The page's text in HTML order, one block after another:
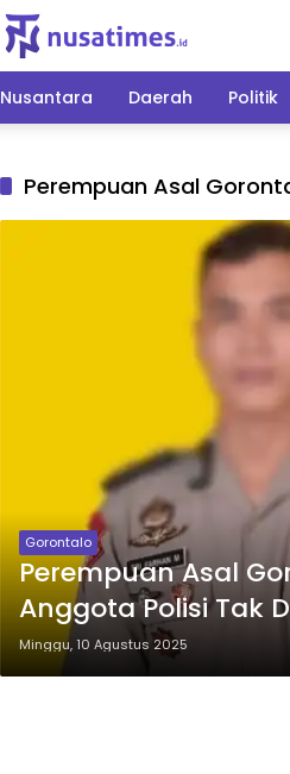
Nusantara Daerah Politik
Perempuan Asal
Gorontalo
Perempuan Asal
Anggota Polisi Tak
Minggu, 10 Agustus 2025